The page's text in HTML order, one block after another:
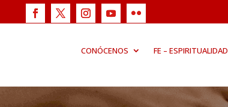
CONÓCENOS FE – ESPIRITUALIDAD